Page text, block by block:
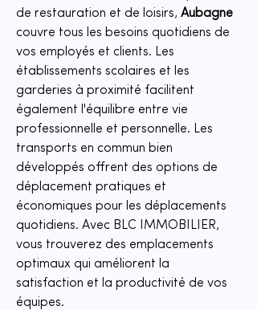
de restauration et de loisirs, Aubagne
couvre tous les besoins quotidiens de
vos employés et clients. Les
établissements scolaires et les
garderies à proximité facilitent
également l'équilibre entre vie
professionnelle et personnelle. Les
transports en commun bien
développés offrent des options de
déplacement pratiques et
économiques pour les déplacements
quotidiens. Avec BLC IMMOBILIER,
vous trouverez des emplacements
optimaux qui améliorent la
satisfaction et la productivité de vos
équipes.